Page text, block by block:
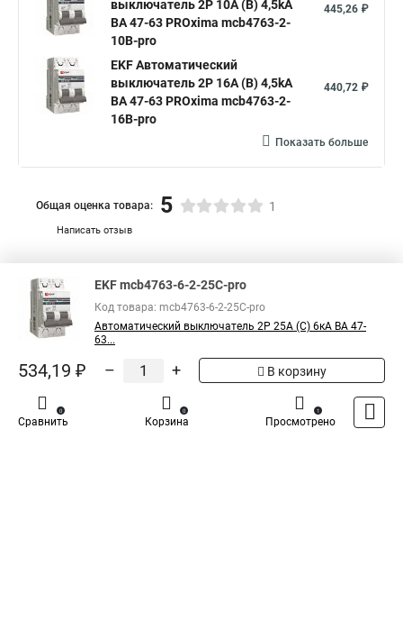
выключатель 2P 10А (В) 4,5kA
ВА 47-63 PROxima mcb4763-2-
10B-pro
445,26 ₽
EKF Автоматический
выключатель 2P 16А (В) 4,5kA
ВА 47-63 PROxima mcb4763-2-
16B-pro
440,72 ₽
Показать больше
Написать отзыв
Общая оценка товара: 5 1
EKF mcb4763-6-2-25C-pro
Код товара: mcb4763-6-2-25C-pro
Автоматический выключатель 2P 25А (C) 6кА ВА 47-
63...
534,19 ₽ – + В корзину
Сравнить
0
Корзина
0
Просмотрено
1